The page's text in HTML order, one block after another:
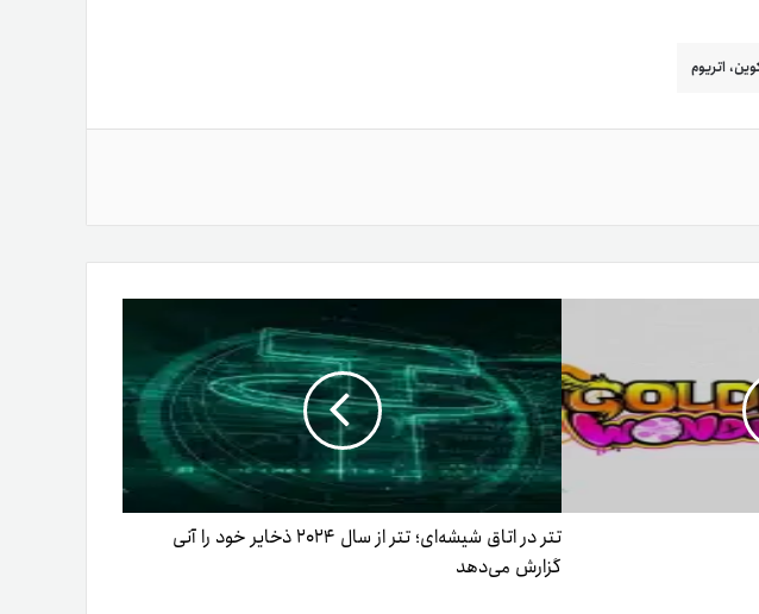
اتریوم
تتر در اتاق شیشه‌ای؛ تتر از سال ۲۰۲۴ ذخایر خود را آنی
گزارش می‌دهد